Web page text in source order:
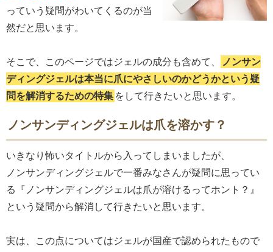
っていう疑問がわいてくるのが当
然だと思います。
そこで、このページではジェルの成分も含めて、
ノンサン
ディングジェルは本当に爪にやさしいのかどうかという疑
問を解消するための特集 をして行きたいと思います。
ノンサンディングジェルは爪を溶かす？
いきなり怖いタイトルから入ってしまいましたが、
ノンサンディングジェルで一番みなさんが疑問に思ってい
る『ノンサンディングジェルは爪が溶けるってホント？』
という疑問から解消して行きたいと思います。
実は、この点についてはジェルが国産で認められたもので